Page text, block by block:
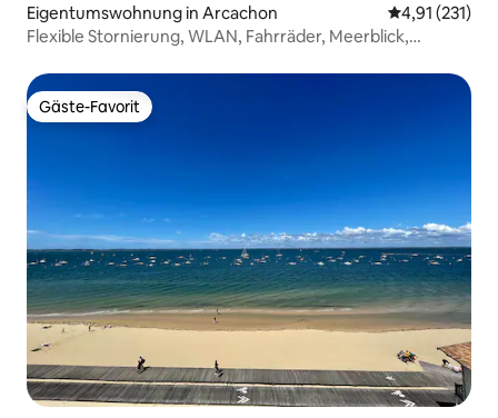
Eigentumswohnung in Arcachon
4,91 (231)
Flexible Stornierung, WLAN, Fahrräder, Meerblick,
Gäste-Favorit
Gäste-Favorit